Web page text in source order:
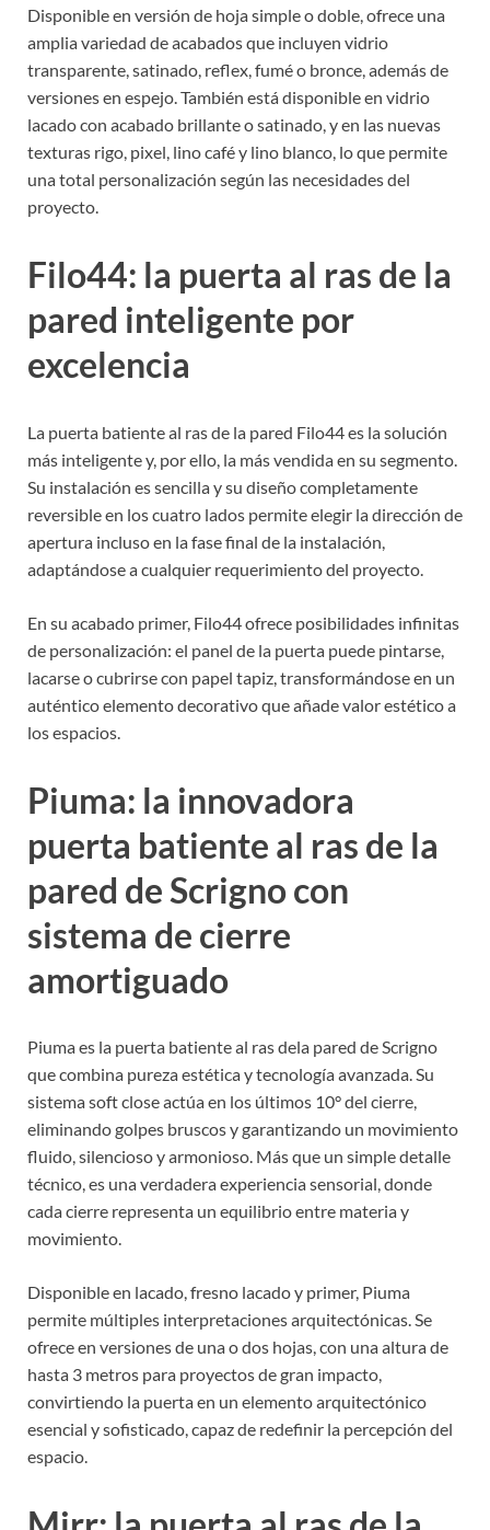
Disponible en versión de hoja simple o doble, ofrece una
amplia variedad de acabados que incluyen vidrio
transparente, satinado, reflex, fumé o bronce, además de
versiones en espejo. También está disponible en vidrio
lacado con acabado brillante o satinado, y en las nuevas
texturas rigo, pixel, lino café y lino blanco, lo que permite
una total personalización según las necesidades del
proyecto.
Filo44: la puerta al ras de la
pared inteligente por
excelencia
La puerta batiente al ras de la pared Filo44 es la solución
más inteligente y, por ello, la más vendida en su segmento.
Su instalación es sencilla y su diseño completamente
reversible en los cuatro lados permite elegir la dirección de
apertura incluso en la fase final de la instalación,
adaptándose a cualquier requerimiento del proyecto.
En su acabado primer, Filo44 ofrece posibilidades infinitas
de personalización: el panel de la puerta puede pintarse,
lacarse o cubrirse con papel tapiz, transformándose en un
auténtico elemento decorativo que añade valor estético a
los espacios.
Piuma: la innovadora
puerta batiente al ras de la
pared de Scrigno con
sistema de cierre
amortiguado
Piuma es la puerta batiente al ras dela pared de Scrigno
que combina pureza estética y tecnología avanzada. Su
sistema soft close actúa en los últimos 10° del cierre,
eliminando golpes bruscos y garantizando un movimiento
fluido, silencioso y armonioso. Más que un simple detalle
técnico, es una verdadera experiencia sensorial, donde
cada cierre representa un equilibrio entre materia y
movimiento.
Disponible en lacado, fresno lacado y primer, Piuma
permite múltiples interpretaciones arquitectónicas. Se
ofrece en versiones de una o dos hojas, con una altura de
hasta 3 metros para proyectos de gran impacto,
convirtiendo la puerta en un elemento arquitectónico
esencial y sofisticado, capaz de redefinir la percepción del
espacio.